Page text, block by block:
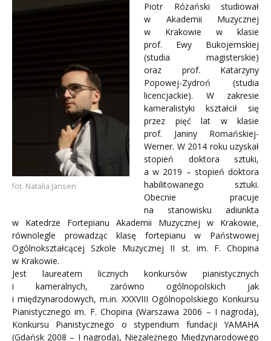
fot. Natalia Jansen
Piotr Różański studiował
w Akademii Muzycznej
w Krakowie w klasie
prof. Ewy Bukojemskiej
(studia magisterskie)
oraz prof. Katarzyny
Popowej-Zydroń (studia
licencjackie). W zakresie
kameralistyki kształcił się
przez pięć lat w klasie
prof. Janiny Romańskiej-
Werner. W 2014 roku uzyskał
stopień doktora sztuki,
a w 2019 – stopień doktora
habilitowanego sztuki.
Obecnie pracuje
na stanowisku adiunkta
w Katedrze Fortepianu Akademii Muzycznej w Krakowie,
równolegle prowadząc klasę fortepianu w Państwowej
Ogólnokształcącej Szkole Muzycznej II st. im. F. Chopina
w Krakowie.
Jest laureatem licznych konkursów pianistycznych
i kameralnych, zarówno ogólnopolskich jak
i międzynarodowych, m.in. XXXVIII Ogólnopolskiego Konkursu
Pianistycznego im. F. Chopina (Warszawa 2006 – I nagroda),
Konkursu Pianistycznego o stypendium fundacji YAMAHA
(Gdańsk 2008 – I nagroda), Niezależnego Międzynarodowego